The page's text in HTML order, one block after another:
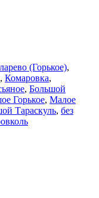
(Горькое),
, Комаровка,
, Большой
Горькое, Малое
Тараскуль, без